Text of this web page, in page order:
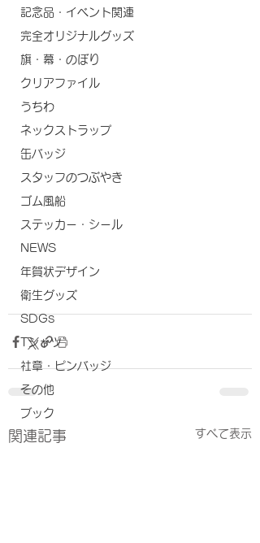
記念品・イベント関連
完全オリジナルグッズ
旗・幕・のぼり
クリアファイル
うちわ
ネックストラップ
缶バッジ
スタッフのつぶやき
ゴム風船
ステッカー・シール
NEWS
年賀状デザイン
衛生グッズ
SDGs
Tシャツ
社章・ピンバッジ
その他
ブック
関連記事 すべて表示